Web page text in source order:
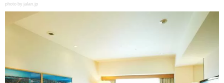
photo by jalan.jp